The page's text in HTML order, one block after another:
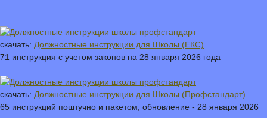
скачать: Должностные инструкции для Школы (ЕКС)
71 инструкция с учетом законов на 28 января 2026 года
скачать: Должностные инструкции для Школы (Профстандарт)
65 инструкций поштучно и пакетом, обновление - 28 января 2026